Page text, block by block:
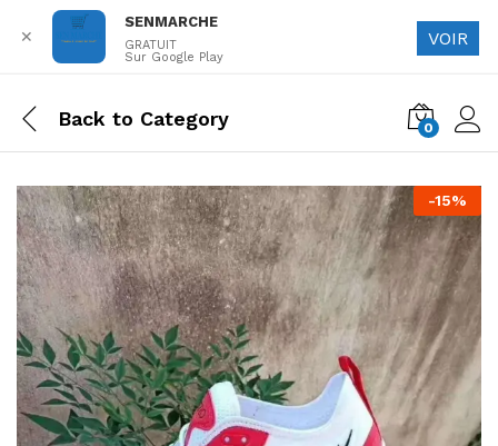
Back to Category 0
-15%
✕
SENMARCHE
GRATUIT
Sur Google Play
VOIR